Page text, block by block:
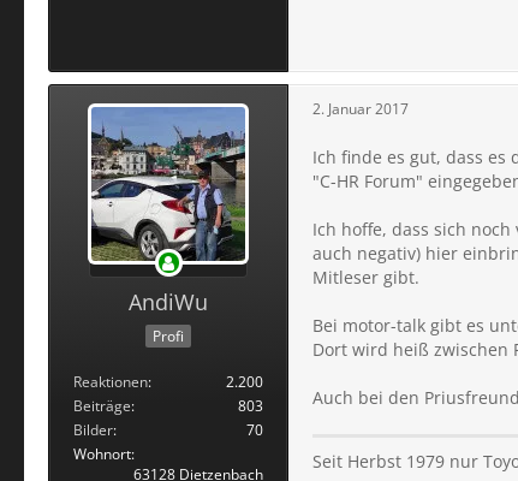
AndiWu
Profi
Reaktionen
2.200
Beiträge
803
Bilder
70
Wohnort
63128 Dietzenbach
2. Januar 2017
Ich finde es gut, dass
"C-HR Forum"
Ich hoffe, dass sich
auch negativ) hier
Mitleser gibt.
Bei motor-talk gibt es
Dort wird heiß zwischen
Auch bei den
Seit Herbst 1979 nur